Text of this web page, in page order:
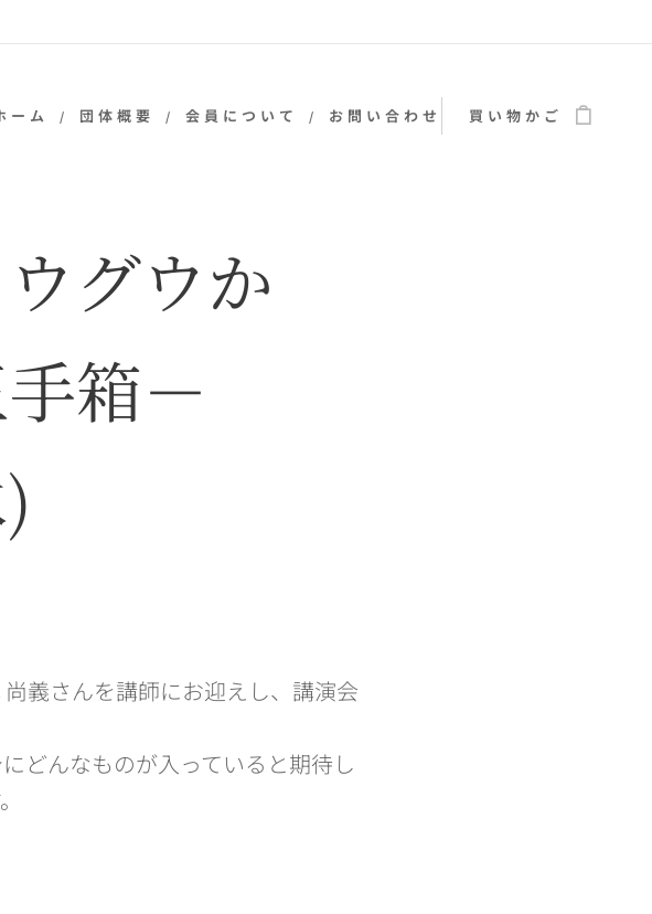
ーム 団体概要 会員について お問い合わせ 買い物かご
グウか
箱－
義さんを講師にお迎えし、講演会
どんなものが入っていると期待し